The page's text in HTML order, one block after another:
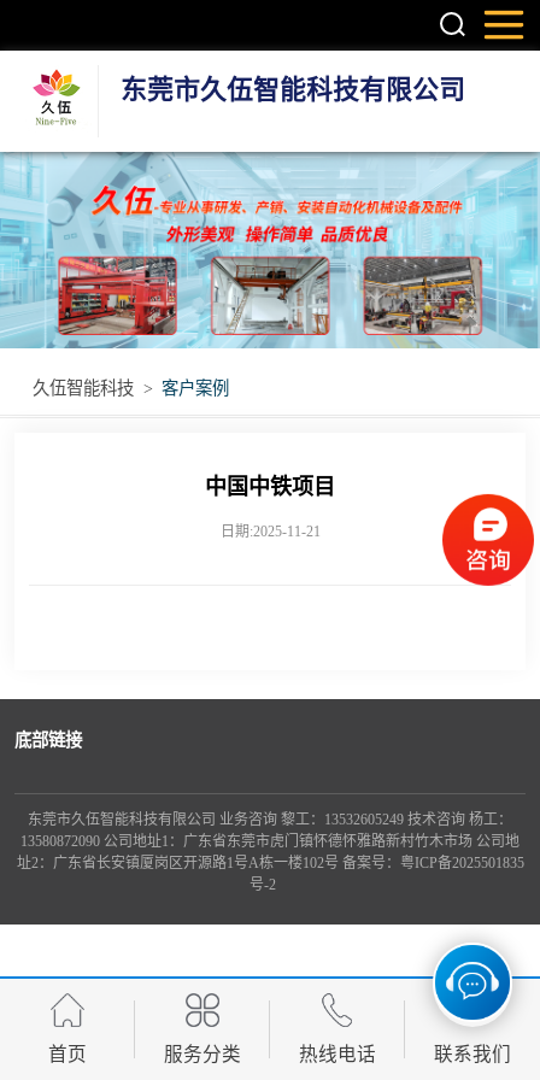
东莞市久伍智能科技有限公司
久伍智能科技 > 客户案例
中国中铁项目
日期:2025-11-21
底部链接
东莞市久伍智能科技有限公司 业务咨询 黎工：13532605249 技术咨询 杨工：
13580872090 公司地址1：广东省东莞市虎门镇怀德怀雅路新村竹木市场 公司地
址2：广东省长安镇厦岗区开源路1号A栋一楼102号 备案号： 粤ICP备2025501835
号-2
首页 服务分类 热线电话 联系我们
三轴龙门桁架机
械手
两轴龙门机械手
机器人第七轴(地
轨)
立体库智能仓储